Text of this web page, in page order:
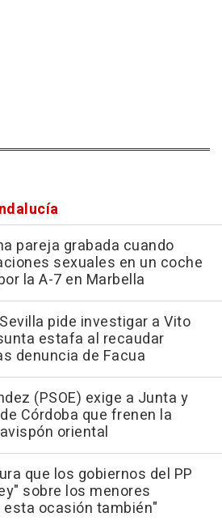
pareja grabada cuando
sexuales en un coche
la A-7 en Marbella
pide investigar a Vito
estafa al recaudar
denuncia de Facua
(PSOE) exige a Junta y
Córdoba que frenen la
oriental
que los gobiernos del PP
sobre los menores
esta ocasión también"